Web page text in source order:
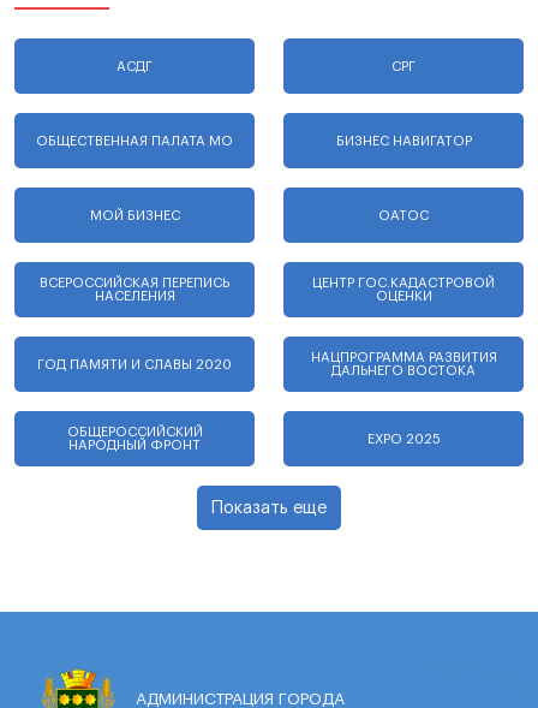
АСДГ СРГ
ОБЩЕСТВЕННАЯ ПАЛАТА МО БИЗНЕС НАВИГАТОР
МОЙ БИЗНЕС ОАТОС
ВСЕРОССИЙСКАЯ ПЕРЕПИСЬ
НАСЕЛЕНИЯ
ЦЕНТР ГОС.КАДАСТРОВОЙ
ОЦЕНКИ
ГОД ПАМЯТИ И СЛАВЫ 2020
НАЦПРОГРАММА РАЗВИТИЯ
ДАЛЬНЕГО ВОСТОКА
ОБЩЕРОССИЙСКИЙ
НАРОДНЫЙ ФРОНТ
EXPO 2025
Показать еще
АДМИНИСТРАЦИЯ ГОРОДА